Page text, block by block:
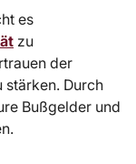
es
zu
der
stärken. Durch
Bußgelder und